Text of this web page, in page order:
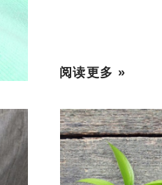
阅读更多 »